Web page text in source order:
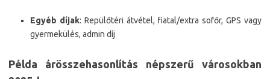
Egyéb díjak: Repülőtéri átvétel, fiatal/extra sofőr, GPS vagy
gyermekülés, admin díj
Példa árösszehasonlítás népszerű városokban